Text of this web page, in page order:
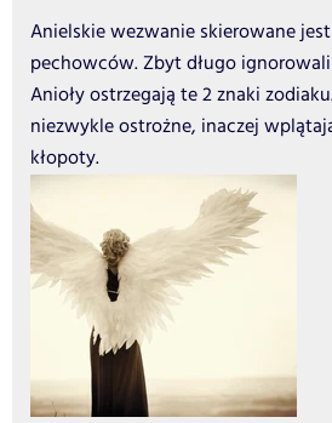
Anielskie wezwanie skierowane
pechowców. Zbyt długo
Anioły ostrzegają te 2 znaki
niezwykle ostrożne, inaczej
kłopoty.